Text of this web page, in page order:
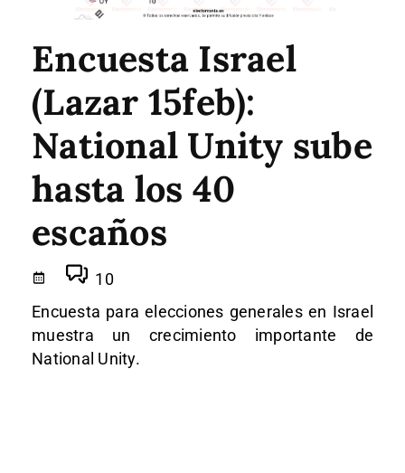
Encuesta Israel
(Lazar 15feb):
National Unity sube
hasta los 40
escaños
10
Encuesta para elecciones generales en Israel
muestra un crecimiento importante de
National Unity.